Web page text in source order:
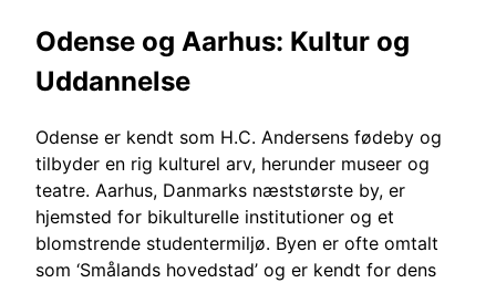
Odense og Aarhus: Kultur og
Uddannelse
Odense er kendt som H.C. Andersens fødeby og
tilbyder en rig kulturel arv, herunder museer og
teatre. Aarhus, Danmarks næststørste by, er
hjemsted for bikulturelle institutioner og et
blomstrende studentermiljø. Byen er ofte omtalt
som ‘Smålands hovedstad’ og er kendt for dens